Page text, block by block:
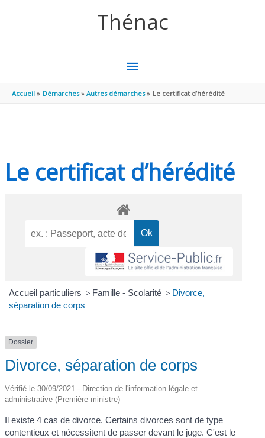
Thénac
MENU
PRINCIPAL
Accueil Démarches Autres démarches Le certificat d’hérédité
Le certificat d’hérédité
Accueil particuliers > Famille - Scolarité > Divorce,
séparation de corps
Dossier
Divorce, séparation de corps
Vérifié le 30/09/2021 - Direction de l'information légale et
administrative (Première ministre)
Il existe 4 cas de divorce. Certains divorces sont de type
contentieux et nécessitent de passer devant le juge. C'est le